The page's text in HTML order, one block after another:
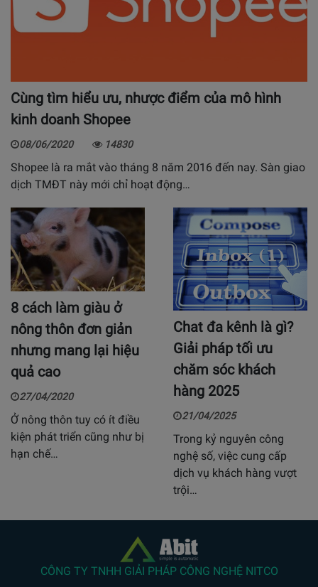
Cùng tìm hiểu ưu, nhược điểm của mô hình
kinh doanh Shopee
08/06/2020 14830
Shopee là ra mắt vào tháng 8 năm 2016 đến nay. Sàn giao
dịch TMĐT này mới chỉ hoạt động…
8 cách làm giàu ở
nông thôn đơn giản
nhưng mang lại hiệu
quả cao
27/04/2020
Ở nông thôn tuy có ít điều
kiện phát triển cũng như bị
hạn chế…
Chat đa kênh là gì?
Giải pháp tối ưu
chăm sóc khách
hàng 2025
21/04/2025
Trong kỷ nguyên công
nghệ số, việc cung cấp
dịch vụ khách hàng vượt
trội…
CÔNG TY TNHH GIẢI PHÁP CÔNG NGHỆ NITCO